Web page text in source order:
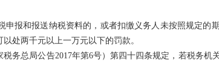
和报送纳税资料的，或者扣缴义务人未按照规定的
处两千元以上一万元以下的罚款。
总局公告2017年第6号）第四十四条规定，若税务机